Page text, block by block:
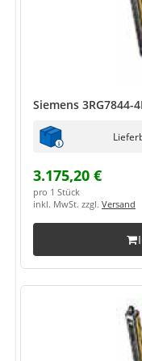
Siemens 3RG7844-
3.175,20 €
pro 1 Stück
inkl. MwSt. zzgl. Versand